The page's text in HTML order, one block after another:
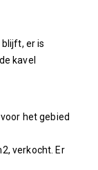
er is
kavel
het gebied
verkocht. Er